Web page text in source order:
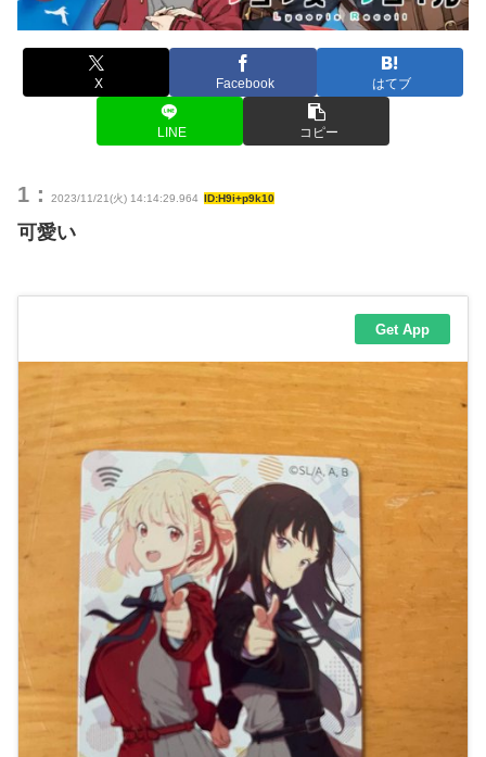
X Facebook はてブ
LINE コピー
1： 2023/11/21(火) 14:14:29.964 ID:H9i+p9k10
可愛い